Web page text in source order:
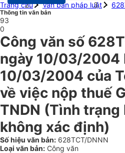
Trang chủ
Văn bản pháp luật
Thông tin văn bản
93
0
Công văn số
ngày 10/03/2004
10/03/2004 của
về việc nộp thuế
TNDN (Tình
không xác định)
Số hiệu văn bản: 628TCT/DNNN
Loại văn bản: Công văn